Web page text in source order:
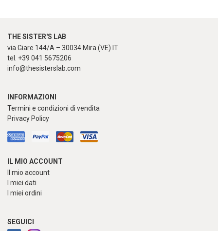
THE SISTER'S LAB
via Giare 144/A – 30034 Mira (VE) IT
tel. +39 041 5675206
info@thesisterslab.com
INFORMAZIONI
Termini e condizioni di vendita
Privacy Policy
IL MIO ACCOUNT
Il mio account
I miei dati
I miei ordini
SEGUICI